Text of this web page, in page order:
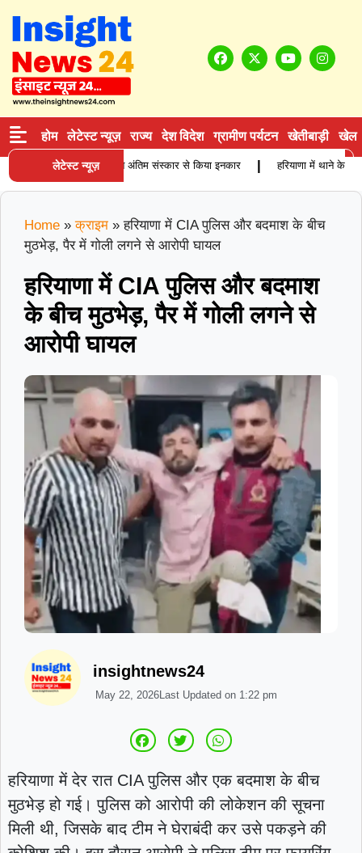
होम लेटेस्ट न्यूज़ राज्य देश विदेश ग्रामीण पर्यटन खेतीबाड़ी खेल
लेटेस्ट न्यूज़
कारोबारी की मौत, बेटियों ने अंतिम संस्कार से किया इनकार | हरियाणा में थाने के सामने
Home » क्राइम »हरियाणा में CIA पुलिस और बदमाश के बीच
मुठभेड़, पैर में गोली लगने से आरोपी घायल
हरियाणा में CIA पुलिस और बदमाश
के बीच मुठभेड़, पैर में गोली लगने से
आरोपी घायल
insightnews24
May 22, 2026Last Updated on 1:22 pm
हरियाणा में देर रात CIA पुलिस और एक बदमाश के बीच
मुठभेड़ हो गई। पुलिस को आरोपी की लोकेशन की सूचना
मिली थी, जिसके बाद टीम ने घेराबंदी कर उसे पकड़ने की